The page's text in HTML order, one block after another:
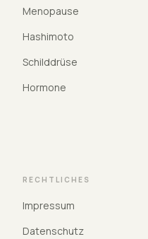
Menopause
Hashimoto
Schilddrüse
Hormone
RECHTLICHES
Impressum
Datenschutz